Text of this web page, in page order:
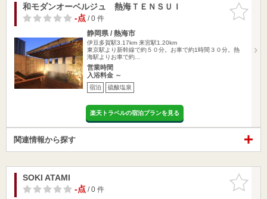
お気に入
りに追加
和モダンオーベルジュ 熱海ＴＥＮＳＵＩ
-点/ 0 件
静岡県 / 熱海市
伊豆多賀駅3.17km 来宮駅1.20km
東京駅より新幹線で約５０分。お車で約1時間３０分。熱
海駅よりお車で約…
営業時間
入浴料金 ～
宿泊 硫酸塩泉
楽天トラベルの宿泊プランを見る
関連情報から探す
お気に入
りに追加
SOKI ATAMI
-点/ 0 件